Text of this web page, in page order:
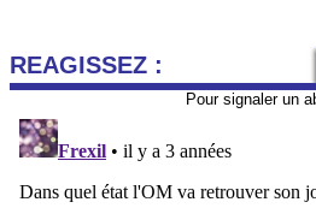
REAGISSEZ :
Pour signaler un